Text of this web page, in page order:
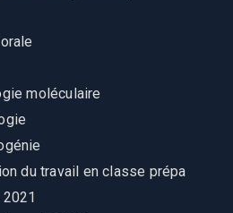
moléculaire
du travail en classe prépa
2021